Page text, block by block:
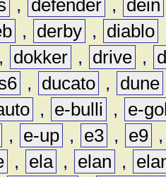
, defender , dein
, derby , diablo
, dokker , drive ,
, ducato , dune
, e-bulli ,
e-
, e-up , e3 , e9
, ela , elan ,